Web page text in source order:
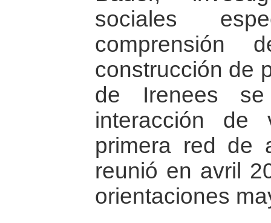
sociales
construcción de
de Irenees
interacción de
primera red de
reunió en avril
orientaciones